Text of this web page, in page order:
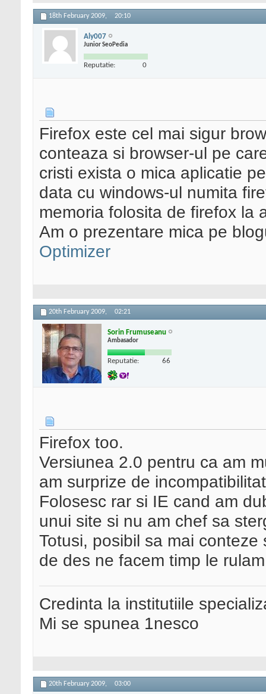
18th February 2009, 20:10
Aly007
Junior SeoPedia
Reputatie: 0
Firefox este cel mai sigur
conteaza si browser-ul pe
cristi exista o mica aplicatie
data cu windows-ul numita
memoria folosita de firefox la
Am o prezentare mica pe
Optimizer
20th February 2009, 02:21
Sorin Frumuseanu
Ambasador
Reputatie: 66
Firefox too.
Versiunea 2.0 pentru ca am
am surprize de
Folosesc rar si IE cand am
unui site si nu am chef sa
Totusi, posibil sa mai
de des ne facem timp le
Credinta la institutiile
Mi se spunea 1nesco
20th February 2009, 03:00